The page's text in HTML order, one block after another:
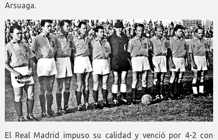
Arsuaga.
El Real Madrid impuso su calidad y venció por 4-2 con